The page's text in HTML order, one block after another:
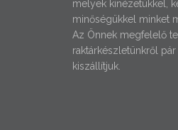
melyek kinézetükkel,
minőségükkel minket
Az Önnek megfelelő
raktárkészletünkről
kiszállítjuk.